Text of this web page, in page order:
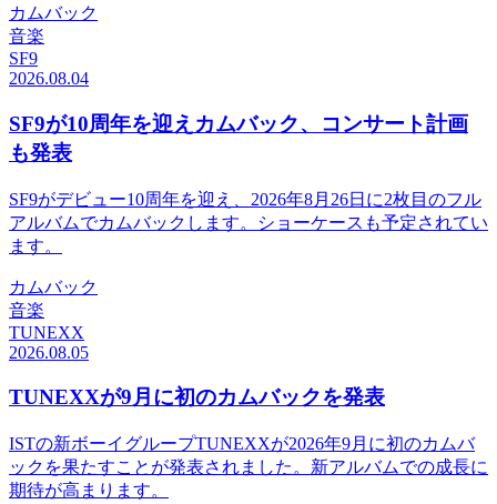
カムバック
音楽
SF9
2026.08.04
SF9が10周年を迎えカムバック、コンサート計画
も発表
SF9がデビュー10周年を迎え、2026年8月26日に2枚目のフル
アルバムでカムバックします。ショーケースも予定されてい
ます。
カムバック
音楽
TUNEXX
2026.08.05
TUNEXXが9月に初のカムバックを発表
ISTの新ボーイグループTUNEXXが2026年9月に初のカムバ
ックを果たすことが発表されました。新アルバムでの成長に
期待が高まります。